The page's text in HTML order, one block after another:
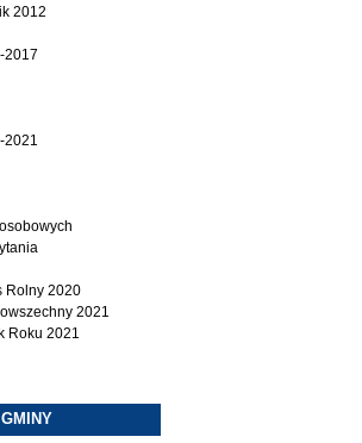
2012
2017
2021
Rolny 2020
2021
Roku 2021
GMINY